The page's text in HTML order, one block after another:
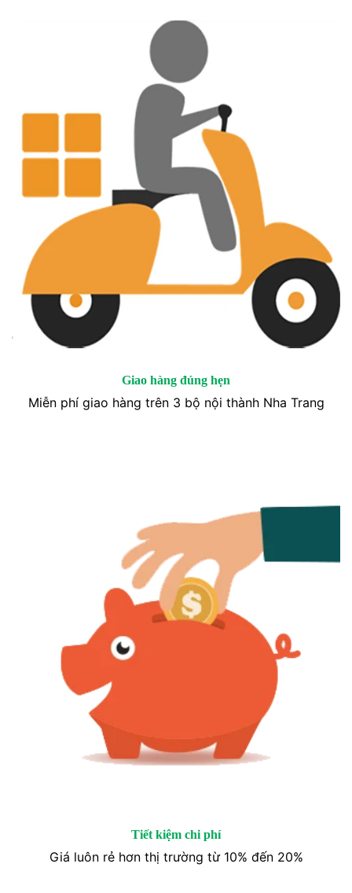
Giao hàng đúng hẹn
Miễn phí giao hàng trên 3 bộ nội thành Nha Trang
Tiết kiệm chi phí
Giá luôn rẻ hơn thị trường từ 10% đến 20%